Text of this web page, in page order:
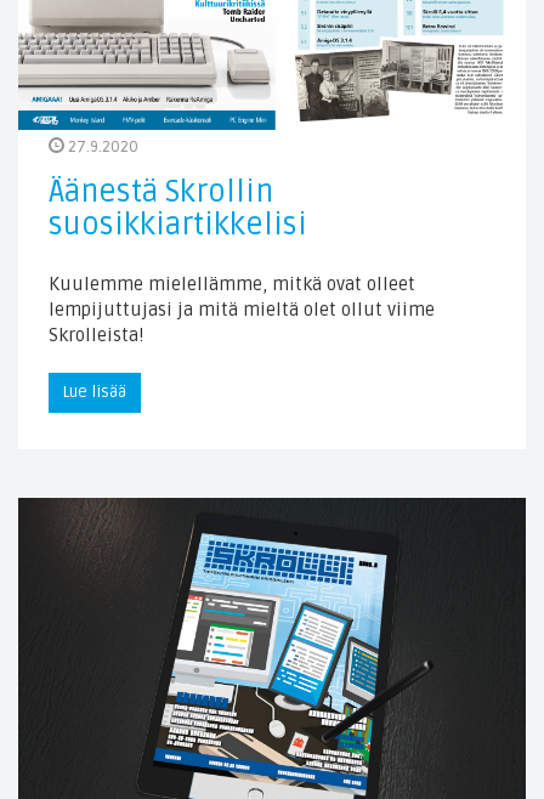
27.9.2020
Äänestä Skrollin
suosikkiartikkelisi
Kuulemme mielellämme, mitkä ovat olleet
lempijuttujasi ja mitä mieltä olet ollut viime
Skrolleista!
Lue lisää